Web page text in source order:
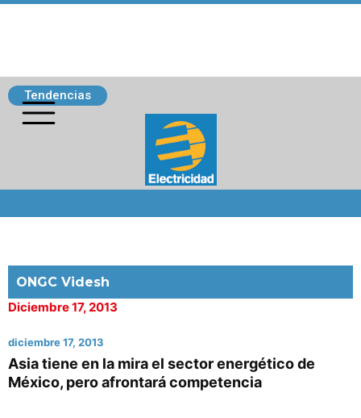
Tendencias
ONGC Videsh
Diciembre 17, 2013
diciembre 17, 2013
Asia tiene en la mira el sector energético de
México, pero afrontará competencia